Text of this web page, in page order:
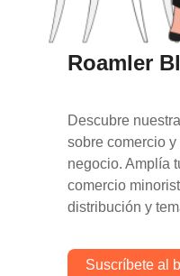
Roamler
Descubre
sobre comercio
negocio. Amplía
comercio
distribución y
Suscríbete al